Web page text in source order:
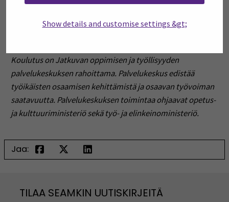
Show details and customise settings &gt;
anne-mari.latvala@seamk.fi
Projektiasiantuntija Minna Luomanen I p. 040 868 0735
Koulutus on Jatkuvan oppimisen ja työllisyyden
palvelukeskuksen rahoittama. Palvelukeskus edistää
työikäisten osaamisen kehittämistä ja osaavan työvoiman
saatavuutta. Palvelukeskuksen toimintaa ohjaavat opetus-
ja kulttuuriministeriö sekä työ- ja elinkeinoministeriö.
Jaa:
TILAA SEAMKIN UUTISKIRJEITÄ